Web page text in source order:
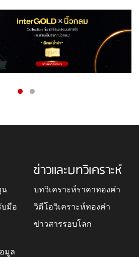
น
มือ
มูล
ข่าวและบทวิเคราะห์
บทวิเคราะห์ราคาทองคำ
วิดีโอวิเคราะห์ทองคำ
ข่าวสารรอบโลก